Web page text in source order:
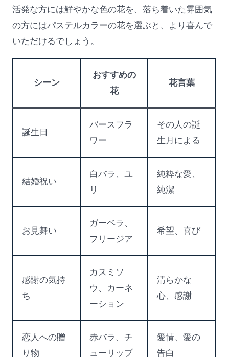
活発な方には鮮やかな色の花を、落ち着いた雰囲気
の方にはパステルカラーの花を選ぶと、より喜んで
いただけるでしょう。
シーン
おすすめの
花
花言葉
誕生日
バースフラ
ワー
その人の誕
生月による
結婚祝い
白バラ、ユ
リ
純粋な愛、
純潔
お見舞い
ガーベラ、
フリージア
希望、喜び
感謝の気持
ち
カスミソ
ウ、カーネ
ーション
清らかな
心、感謝
恋人への贈
り物
赤バラ、チ
ューリップ
愛情、愛の
告白